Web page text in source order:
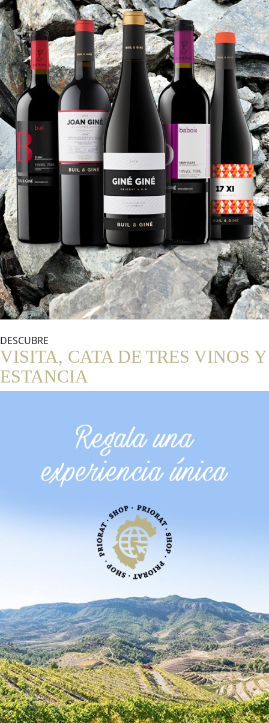
DESCUBRE
VISITA, CATA DE TRES VINOS Y
ESTANCIA